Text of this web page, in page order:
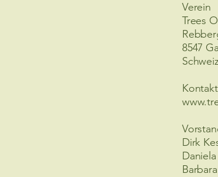
Verein
Trees
8547
Dirk